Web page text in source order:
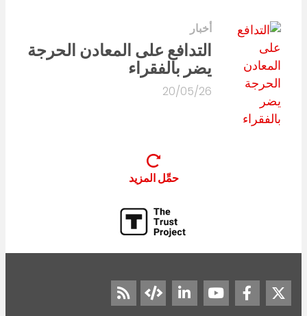
أخبار
التدافع على المعادن الحرجة
يضر بالفقراء
20/05/26
حمِّل المزيد